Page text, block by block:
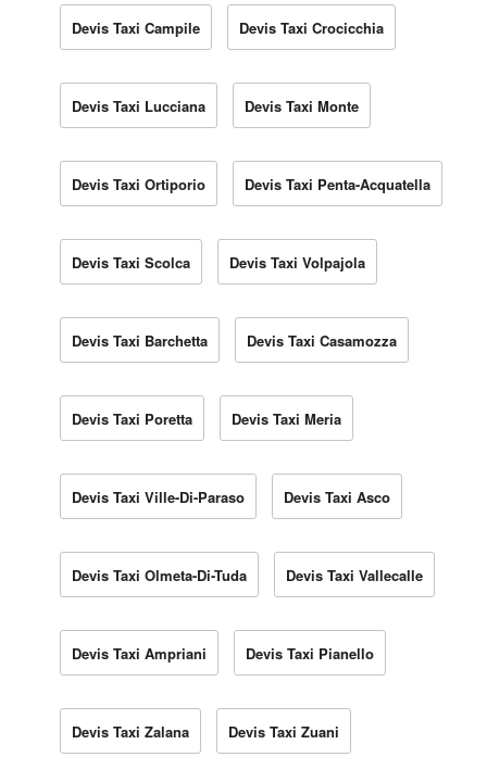
Devis Taxi Campile Devis Taxi Crocicchia
Devis Taxi Lucciana Devis Taxi Monte
Devis Taxi Ortiporio Devis Taxi Penta-Acquatella
Devis Taxi Scolca Devis Taxi Volpajola
Devis Taxi Barchetta Devis Taxi Casamozza
Devis Taxi Poretta Devis Taxi Meria
Devis Taxi Ville-Di-Paraso Devis Taxi Asco
Devis Taxi Olmeta-Di-Tuda Devis Taxi Vallecalle
Devis Taxi Ampriani Devis Taxi Pianello
Devis Taxi Zalana Devis Taxi Zuani